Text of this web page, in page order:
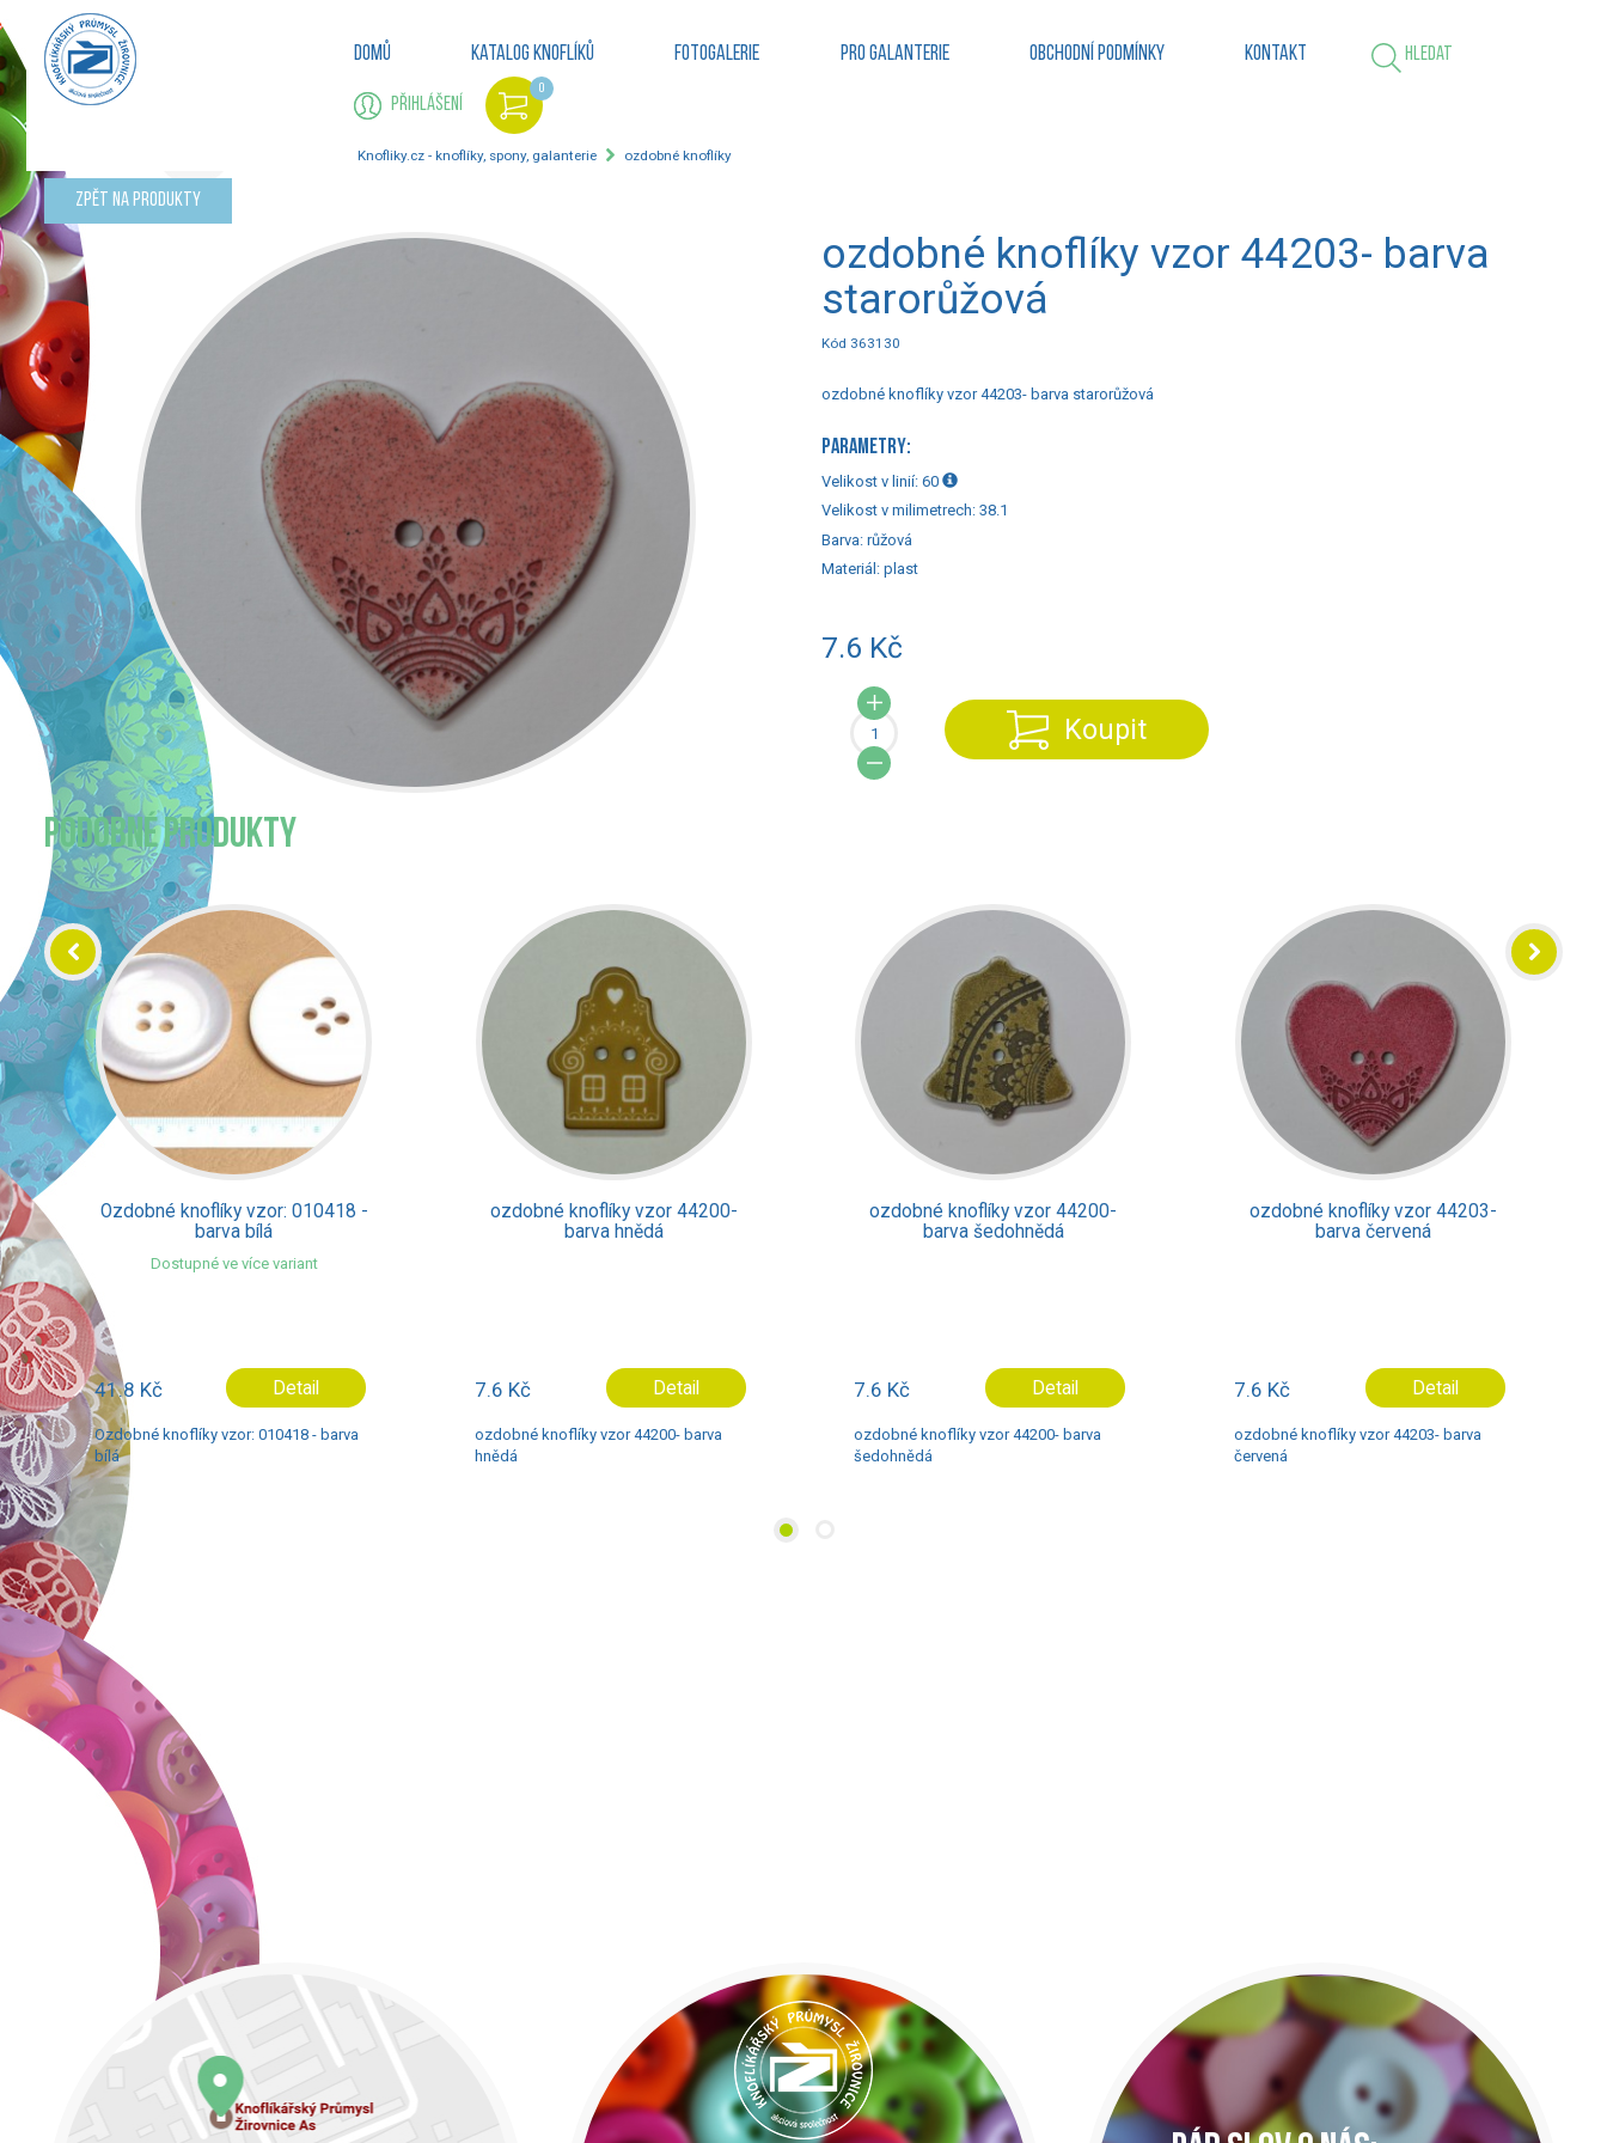
Domů Katalog knoflíků Fotogalerie Pro galanterie Obchodní podmínky Kontakt Hledat
Přihlášení
0
Knofliky.cz - knoflíky, spony, galanterie ozdobné knoflíky
Zpět na produkty
ozdobné knoflíky vzor 44203- barva
starorůžová
Kód 363130
ozdobné knoflíky vzor 44203- barva starorůžová
PARAMETRY:
Velikost v linií: 60
Velikost v milimetrech: 38.1
Barva: růžová
Materiál: plast
7.6 Kč
Koupit
PODOBNÉ PRODUKTY
vzor: 010418 -
bílá
více variant
Detail
010418 - barva
ozdobné knoflíky vzor 44200-
7.6 Kč Detail
ozdobné knoflíky vzor 44200- barva
ozdobné knoflíky vzor 44200-
7.6 Kč Detail
ozdobné knoflíky vzor 44200- barva
ozdobné knoflíky vzor 44203-
7.6 Kč Detail
ozdobné knoflíky vzor 44203- barva
ozdobné knoflíky vzor
7.6 Kč
ozdobné knoflíky vzor 44203-